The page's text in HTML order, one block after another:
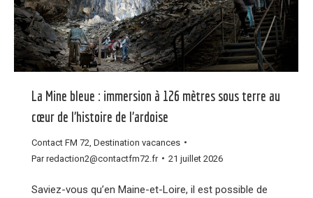
La Mine bleue : immersion à 126 mètres sous terre au
cœur de l’histoire de l’ardoise
Contact FM 72 Destination vacances
Parredaction2@contactfm72.fr 21 juillet 2026
Saviez-vous qu’en Maine-et-Loire, il est possible de